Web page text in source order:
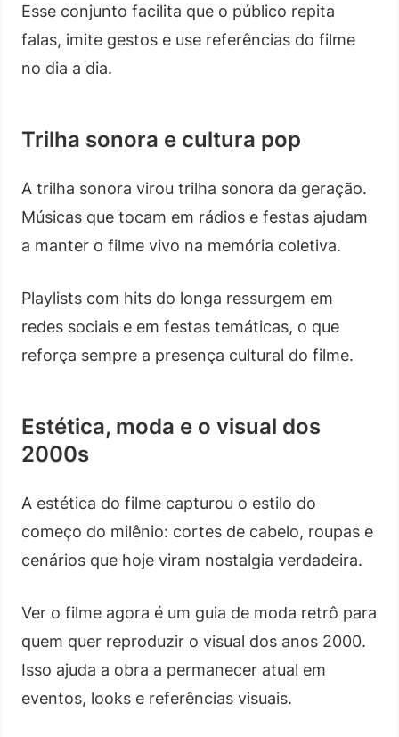
Esse conjunto facilita que o público repita
falas, imite gestos e use referências do filme
no dia a dia.
Trilha sonora e cultura pop
A trilha sonora virou trilha sonora da geração.
Músicas que tocam em rádios e festas ajudam
a manter o filme vivo na memória coletiva.
Playlists com hits do longa ressurgem em
redes sociais e em festas temáticas, o que
reforça sempre a presença cultural do filme.
Estética, moda e o visual dos
2000s
A estética do filme capturou o estilo do
começo do milênio: cortes de cabelo, roupas e
cenários que hoje viram nostalgia verdadeira.
Ver o filme agora é um guia de moda retrô para
quem quer reproduzir o visual dos anos 2000.
Isso ajuda a obra a permanecer atual em
eventos, looks e referências visuais.